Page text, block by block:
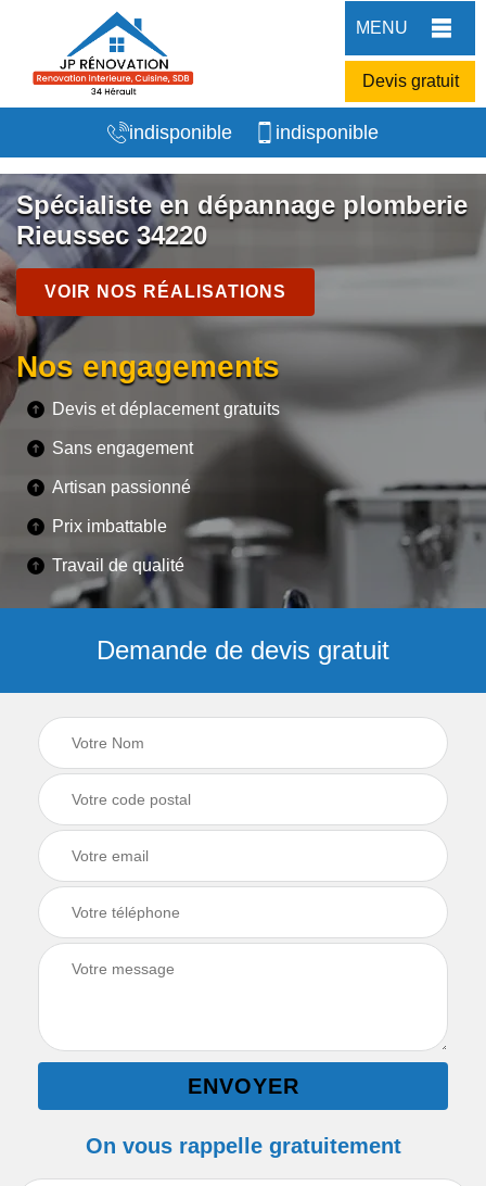
MENU
Devis gratuit
indisponible indisponible
Spécialiste en dépannage plomberie
Rieussec 34220
VOIR NOS RÉALISATIONS
Nos engagements
Devis et déplacement gratuits
Sans engagement
Artisan passionné
Prix imbattable
Travail de qualité
Demande de devis gratuit
On vous rappelle gratuitement